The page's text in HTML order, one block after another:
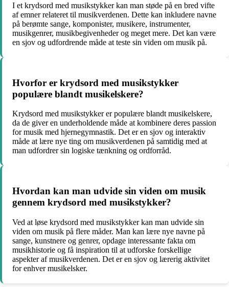
I et krydsord med musikstykker kan man støde på en bred vifte
af emner relateret til musikverdenen. Dette kan inkludere navne
på berømte sange, komponister, musikere, instrumenter,
musikgenrer, musikbegivenheder og meget mere. Det kan være
en sjov og udfordrende måde at teste sin viden om musik på.
Hvorfor er krydsord med musikstykker
populære blandt musikelskere?
Krydsord med musikstykker er populære blandt musikelskere,
da de giver en underholdende måde at kombinere deres passion
for musik med hjernegymnastik. Det er en sjov og interaktiv
måde at lære nye ting om musikverdenen på samtidig med at
man udfordrer sin logiske tænkning og ordforråd.
Hvordan kan man udvide sin viden om musik
gennem krydsord med musikstykker?
Ved at løse krydsord med musikstykker kan man udvide sin
viden om musik på flere måder. Man kan lære nye navne på
sange, kunstnere og genrer, opdage interessante fakta om
musikhistorie og få inspiration til at udforske forskellige
aspekter af musikverdenen. Det er en sjov og lærerig aktivitet
for enhver musikelsker.